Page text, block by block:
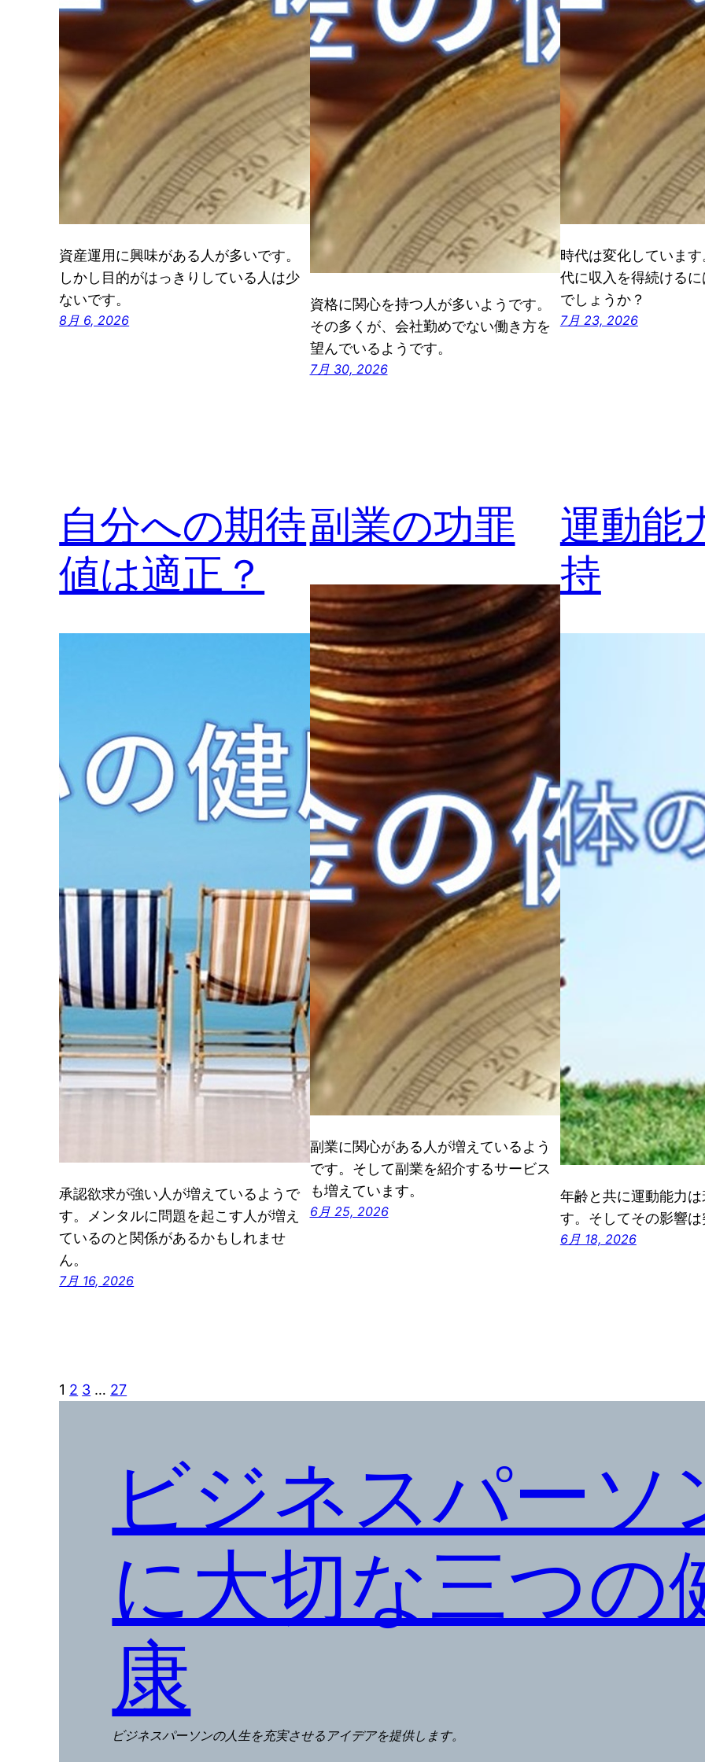
資産運用に興味がある人が多いです。
しかし目的がはっきりしている人は少
ないです。
8月 6, 2026
資格に関心を持つ人が多いようです。
その多くが、会社勤めでない働き方を
望んでいるようです。
7月 30, 2026
時代は変化していま
代に収入を得続ける
でしょうか？
7月 23, 2026
自分への期待
値は適正？
承認欲求が強い人が増えているようで
す。メンタルに問題を起こす人が増え
ているのと関係があるかもしれませ
ん。
7月 16, 2026
副業の功罪
副業に関心がある人が増えているよう
です。そして副業を紹介するサービス
も増えています。
6月 25, 2026
運動能
持
年齢と共に運動能力
す。そしてその影響
6月 18, 2026
1 2 3 … 27
ビジネスパーソ
に大切な三つの
康
ビジネスパーソンの人生を充実させるアイデアを提供します。